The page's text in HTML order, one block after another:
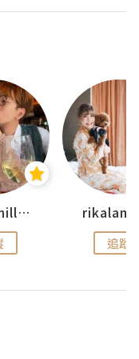
思思賢 ChillMyBabe
追蹤